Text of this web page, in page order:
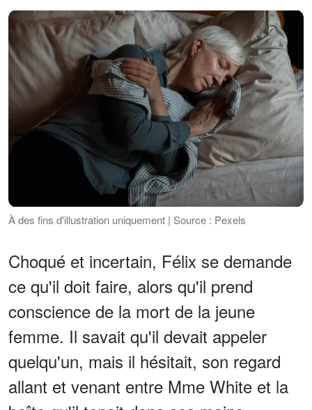
À des fins d'illustration uniquement | Source : Pexels
Choqué et incertain, Félix se demande
ce qu'il doit faire, alors qu'il prend
conscience de la mort de la jeune
femme. Il savait qu'il devait appeler
quelqu'un, mais il hésitait, son regard
allant et venant entre Mme White et la